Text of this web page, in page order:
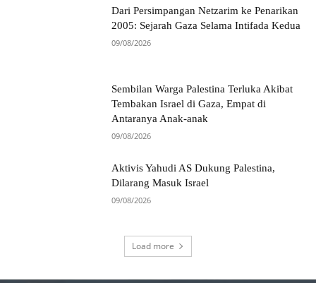
Dari Persimpangan Netzarim ke Penarikan
2005: Sejarah Gaza Selama Intifada Kedua
09/08/2026
Sembilan Warga Palestina Terluka Akibat
Tembakan Israel di Gaza, Empat di
Antaranya Anak-anak
09/08/2026
Aktivis Yahudi AS Dukung Palestina,
Dilarang Masuk Israel
09/08/2026
Load more